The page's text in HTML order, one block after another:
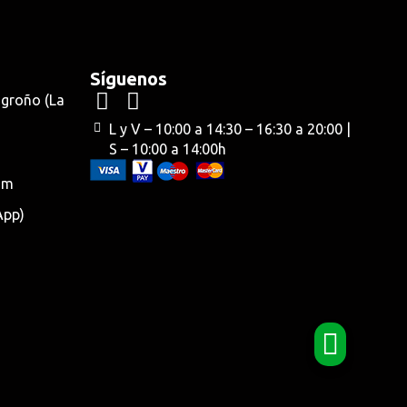
(La
Síguenos
L y V – 10:00 a 14:30 – 16:30 a 20:00 |
S – 10:00 a 14:00h